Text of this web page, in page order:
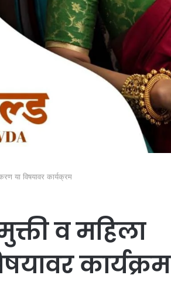
या विषयावर कार्यक्रम
व महिला
कार्यक्रम